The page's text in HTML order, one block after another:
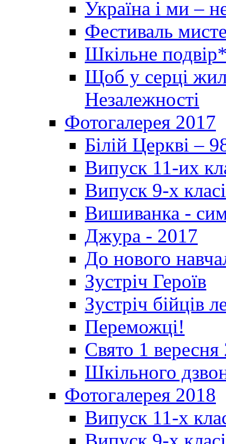
Україна і ми –
Фестиваль
Шкільне
Щоб у серці
Незалежності
Фотогалерея 2017
Білій Церкві –
Випуск 11-их
Випуск 9-х
Вишиванка -
Джура - 2017
До нового
Зустріч Героїв
Зустріч бійців
Переможці!
Свято 1 вересня
Шкільного
Фотогалерея 2018
Випуск 11-х